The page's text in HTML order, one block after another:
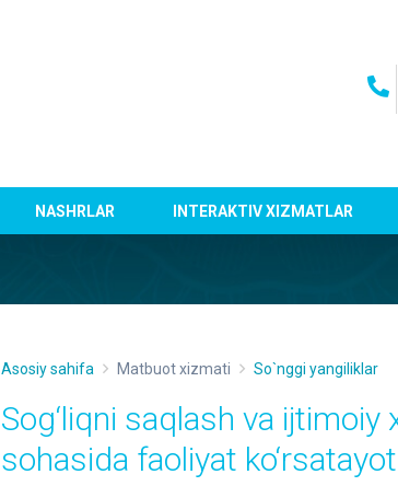
NASHRLAR INTERAKTIV XIZMATLAR
Asosiy sahifa Matbuot xizmati So`nggi yangiliklar
Sog‘liqni saqlash va ijtimoiy
sohasida faoliyat